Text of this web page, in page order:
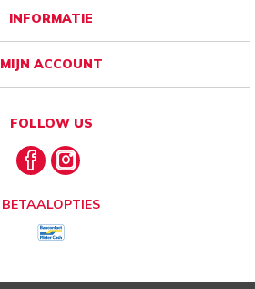
INFORMATIE
MIJN ACCOUNT
FOLLOW US
BETAALOPTIES